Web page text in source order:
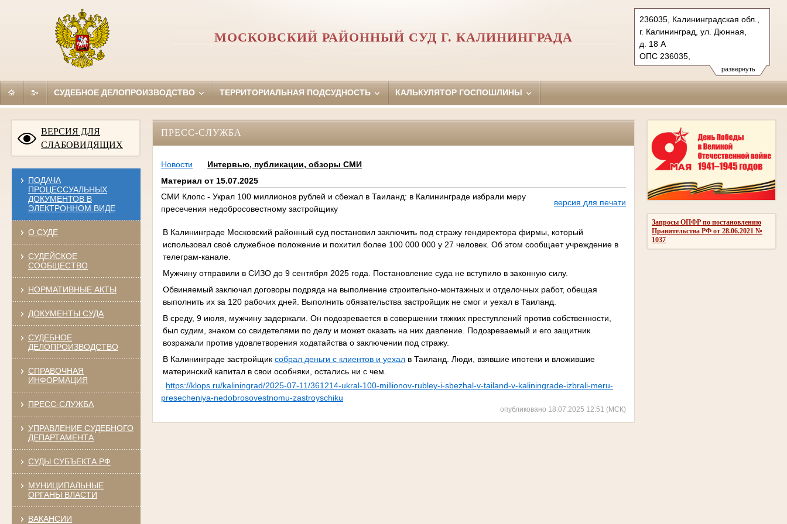
развернуть
236035, Калининградская обл.,
г. Калининград, ул. Дюнная,
д. 18 А
ОПС 236035,
бокс №5063 г. Калининград
Тел.: (4012) 60-56-60, 60-56-
moskovsky.kln@sudrf.ru
МОСКОВСКИЙ РАЙОННЫЙ СУД Г. КАЛИНИНГРАДА
СУДЕБНОЕ ДЕЛОПРОИЗВОДСТВО ТЕРРИТОРИАЛЬНАЯ ПОДСУДНОСТЬ КАЛЬКУЛЯТОР ГОСПОШЛИНЫ
ВЕРСИЯ ДЛЯ
СЛАБОВИДЯЩИХ
ПОДАЧА
ПРОЦЕССУАЛЬНЫХ
ДОКУМЕНТОВ В
ЭЛЕКТРОННОМ ВИДЕ
О СУДЕ
СУДЕЙСКОЕ
СООБЩЕСТВО
НОРМАТИВНЫЕ АКТЫ
ДОКУМЕНТЫ СУДА
СУДЕБНОЕ
ДЕЛОПРОИЗВОДСТВО
СПРАВОЧНАЯ
ИНФОРМАЦИЯ
ПРЕСС-СЛУЖБА
УПРАВЛЕНИЕ СУДЕБНОГО
ДЕПАРТАМЕНТА
СУДЫ СУБЪЕКТА РФ
МУНИЦИПАЛЬНЫЕ
ОРГАНЫ ВЛАСТИ
ВАКАНСИИ
Запросы ОПФР по постановлению
Правительства РФ от 28.06.2021 №
1037
ПРЕСС-СЛУЖБА
Новости
Интервью, публикации, обзоры СМИ
Материал от 15.07.2025
СМИ Клопс - Украл 100 миллионов рублей и сбежал в Таиланд: в Калининграде избрали меру
пресечения недобросовестному застройщику
версия для печати
В Калининграде Московский районный суд постановил заключить под стражу гендиректора фирмы, который
использовал своё служебное положение и похитил более 100 000 000 у 27 человек. Об этом сообщает учреждение в
телеграм-канале.
Мужчину отправили в СИЗО до 9 сентября 2025 года. Постановление суда не вступило в законную силу.
Обвиняемый заключал договоры подряда на выполнение строительно-монтажных и отделочных работ, обещая
выполнить их за 120 рабочих дней. Выполнить обязательства застройщик не смог и уехал в Таиланд.
В среду, 9 июля, мужчину задержали. Он подозревается в совершении тяжких преступлений против собственности,
был судим, знаком со свидетелями по делу и может оказать на них давление. Подозреваемый и его защитник
возражали против удовлетворения ходатайства о заключении под стражу.
В Калининграде застройщиксобрал деньги с клиентов и уехал в Таиланд. Люди, взявшие ипотеки и вложившие
материнский капитал в свои особняки, остались ни с чем.
https://klops.ru/kaliningrad/2025-07-11/361214-ukral-100-millionov-rubley-i-sbezhal-v-tailand-v-kaliningrade-izbrali-meru-
presecheniya-nedobrosovestnomu-zastroyschiku
опубликовано 18.07.2025 12:51 (МСК)